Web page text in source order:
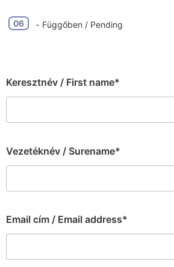
06 - Függőben / Pending
Keresztnév / First name*
Vezetéknév / Surename*
Email cím / Email address*